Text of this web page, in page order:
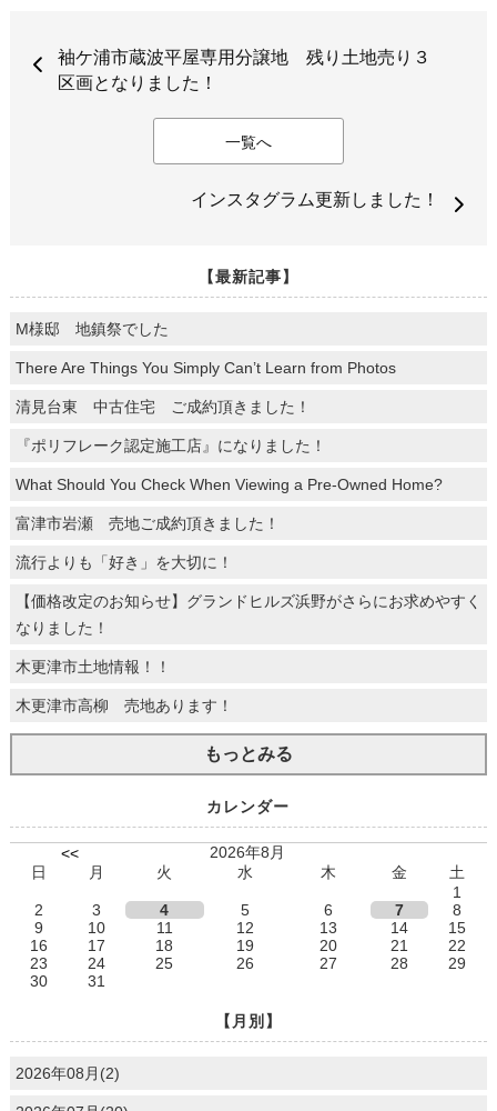
袖ケ浦市蔵波平屋専用分譲地 残り土地売り３
区画となりました！
一覧へ
インスタグラム更新しました！
【最新記事】
M様邸 地鎮祭でした
There Are Things You Simply Can’t Learn from Photos
清見台東 中古住宅 ご成約頂きました！
『ポリフレーク認定施工店』になりました！
What Should You Check When Viewing a Pre-Owned Home?
富津市岩瀬 売地ご成約頂きました！
流行よりも「好き」を大切に！
【価格改定のお知らせ】グランドヒルズ浜野がさらにお求めやすく
なりました！
木更津市土地情報！！
木更津市高柳 売地あります！
もっとみる
カレンダー
<<
2026年8月
日
月 火 水 木 金
土
1
2
3 4 5 6 7
8
9
10 11 12 13 14
15
16
17 18 19 20 21
22
23
24 25 26 27 28
29
30
31
【月別】
2026年08月(2)